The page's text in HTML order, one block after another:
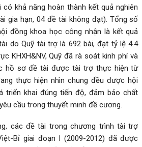
khả năng hoàn thành kết quả nghiên
gia hạn, 04 đề tài không đạt). Tổng số
đồng khoa học công nhận là kết quả
do Quỹ tài trợ là 692 bài, đạt tỷ lệ 4.4
KHXH&NV, Quỹ đã rà soát kinh phí và
hồ sơ đề tài được tài trợ thực hiện từ
thực hiện nhìn chung đều được hội
triển khai đúng tiến độ, đảm bảo chất
cầu trong thuyết minh đề cương.
các đề tài trong chương trình tài trợ
Bỉ giai đoạn I (2009-2012) đã được